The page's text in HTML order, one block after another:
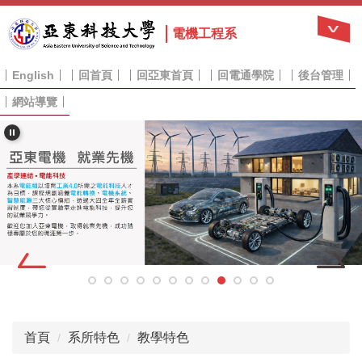
到
主
內
容
區
電機工程系
English 回首頁 回亞東首頁 回電通學院 後台管理
網站導覽
首頁 系所特色 教學特色